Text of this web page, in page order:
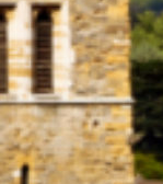
加拿大